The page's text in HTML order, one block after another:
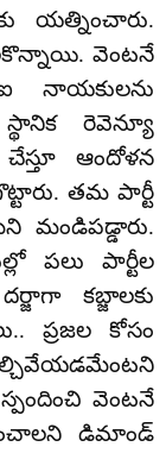
యత్నించారు.
వెంటనే
నాయకులను
రెవెన్యూ
ఆందోళన
తమ పార్టీ
మండిపడ్డారు.
పలు పార్టీల
కబ్జాలకు
ప్రజల కోసం
స్పందించి వెంటనే
డిమాండ్